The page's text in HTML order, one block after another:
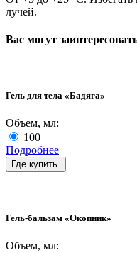
лучей.
Вас могут
Гель для тела «Бадяга»
Объем, мл:
100
Подробнее
Где купить
Гель-бальзам «Окопник»
Объем, мл: